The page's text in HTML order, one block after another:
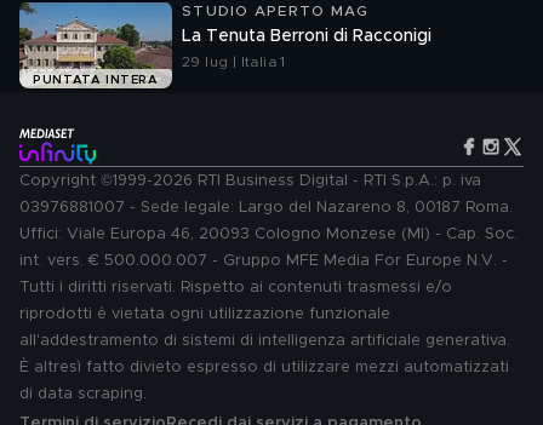
PUNTATA INTERA
STUDIO APERTO MAG
La Tenuta Berroni di Racconigi
29 lug | Italia 1
Copyright ©1999-2026 RTI Business Digital - RTI S.p.A.: p. iva
03976881007 - Sede legale: Largo del Nazareno 8, 00187 Roma.
Uffici: Viale Europa 46, 20093 Cologno Monzese (MI) - Cap. Soc.
int. vers. € 500.000.007 - Gruppo MFE Media For Europe N.V. -
Tutti i diritti riservati. Rispetto ai contenuti trasmessi e/o
riprodotti è vietata ogni utilizzazione funzionale
all'addestramento di sistemi di intelligenza artificiale generativa.
È altresì fatto divieto espresso di utilizzare mezzi automatizzati
di data scraping.